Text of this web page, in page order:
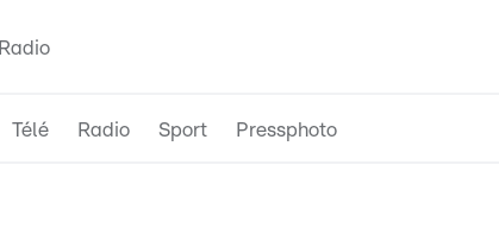
Radio
Télé Radio Sport Pressphoto